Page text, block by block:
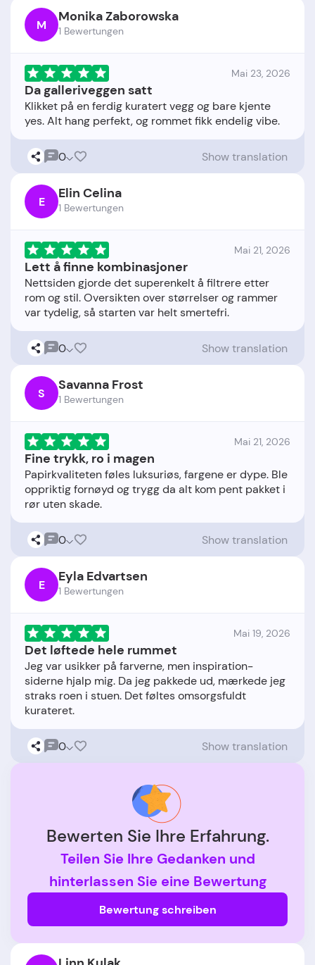
M Monika Zaborowska
1 Bewertungen
Mai 23, 2026
Da galleriveggen satt
Klikket på en ferdig kuratert vegg og bare kjente
0 Show translation
E Elin Celina
1 Bewertungen
Mai 21, 2026
Lett å finne kombinasjoner
Nettsiden gjorde det superenkelt å filtrere etter
rom og stil. Oversikten over størrelser og rammer
0 Show translation
S Savanna Frost
1 Bewertungen
Mai 21, 2026
Fine trykk, ro i magen
Papirkvaliteten føles luksuriøs, fargene er dype. Ble
oppriktig fornøyd og trygg da alt kom pent pakket i
0 Show translation
E Eyla Edvartsen
1 Bewertungen
Mai 19, 2026
Det løftede hele rummet
Jeg var usikker på farverne, men inspiration-
siderne hjalp mig. Da jeg pakkede ud, mærkede jeg
straks roen i stuen. Det føltes omsorgsfuldt
0 Show translation
Bewerten Sie Ihre Erfahrung.
Teilen Sie Ihre Gedanken und
hinterlassen Sie eine Bewertung
Bewertung schreiben